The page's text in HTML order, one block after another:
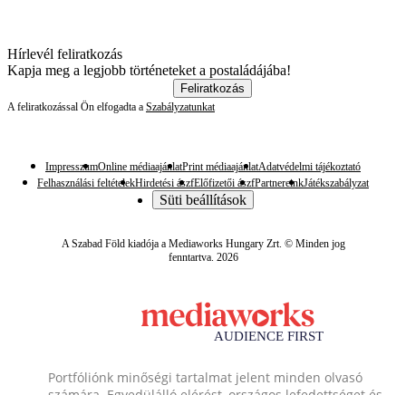
Hírlevél feliratkozás
Kapja meg a legjobb történeteket a postaládájába!
Feliratkozás
A feliratkozással Ön elfogadta a Szabályzatunkat
ImpresszumOnline médiaajánlatPrint médiaajánlatAdatvédelmi tájékoztató
Felhasználási feltételekHirdetési ászfElőfizetői ászfPartnereinkJátékszabályzat
Süti beállítások
A Szabad Föld kiadója a Mediaworks Hungary Zrt. © Minden jog
fenntartva. 2026
Portfóliónk minőségi tartalmat jelent minden olvasó